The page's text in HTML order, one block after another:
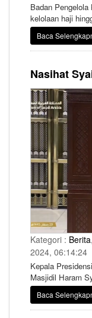
Badan
kelolaan haji
triliun. Anggota
menjelaskan,
Rp 166,74 triliun
(108,99% dari
Baca
Kategori : Berita,
2024, 06:14:24
Kepala
Masjidil Haram
menyampaikan
shalat
Ramadan.
Baca